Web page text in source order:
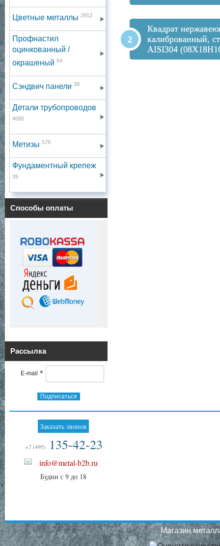
Цветные металлы 2912
Профнастил
оцинкованный /
окрашеный 64
Сэндвич панели 39
Детали трубопроводов
4095
Метизы 578
Фундаментный крепеж
39
Способы оплаты
Рассылка
E-mail *
Подписаться
Квадрат
калиброванный,
AISI304
Заказать звонок
+7 (495) 135-42-23
info@metal-b2b.ru
Будни с 9 до 18
Магазин